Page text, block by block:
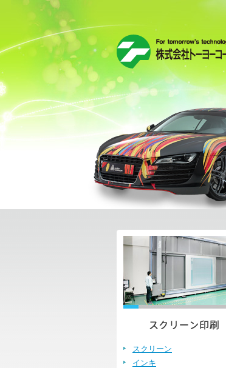
スクリーン
インキ